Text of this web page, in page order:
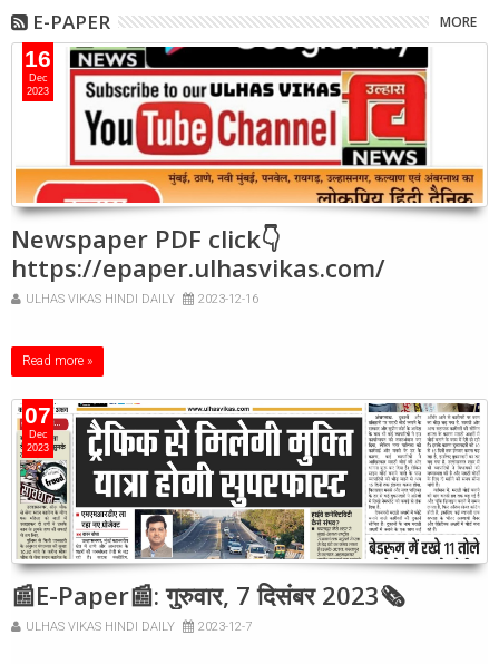
E-PAPER MORE
16
Dec
2023
Newspaper PDF click👇
https://epaper.ulhasvikas.com/
ULHAS VIKAS HINDI DAILY 2023-12-16
Read more »
07
Dec
2023
📰E-Paper📰: गुरुवार, 7 दिसंबर 2023🗞
ULHAS VIKAS HINDI DAILY 2023-12-7